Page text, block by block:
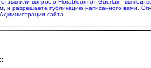
или вопрос о Florabloom от Guerlain, вы
и разрешаете публикацию написанного вами.
сайта.